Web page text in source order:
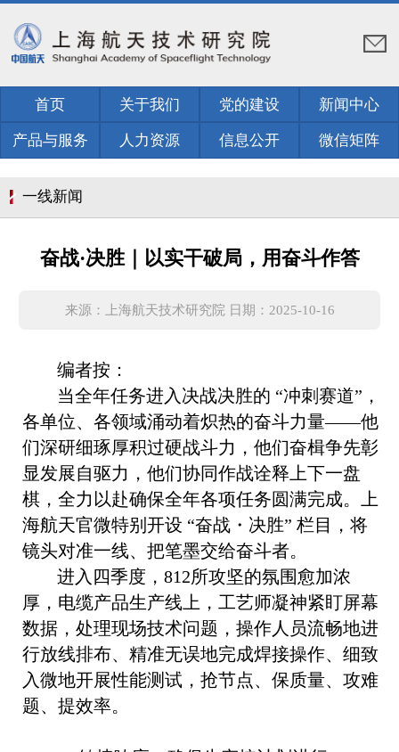
首页 关于我们 党的建设 新闻中心
产品与服务 人力资源 信息公开 微信矩阵
一线新闻
奋战·决胜｜以实干破局，用奋斗作答
来源：上海航天技术研究院 日期：2025-10-16
编者按：
当全年任务进入决战决胜的 “冲刺赛道”，
各单位、各领域涌动着炽热的奋斗力量——他
们深研细琢厚积过硬战斗力，他们奋楫争先彰
显发展自驱力，他们协同作战诠释上下一盘
棋，全力以赴确保全年各项任务圆满完成。上
海航天官微特别开设 “奋战・决胜” 栏目，将
镜头对准一线、把笔墨交给奋斗者。
进入四季度，812所攻坚的氛围愈加浓
厚，电缆产品生产线上，工艺师凝神紧盯屏幕
数据，处理现场技术问题，操作人员流畅地进
行放线排布、精准无误地完成焊接操作、细致
入微地开展性能测试，抢节点、保质量、攻难
题、提效率。